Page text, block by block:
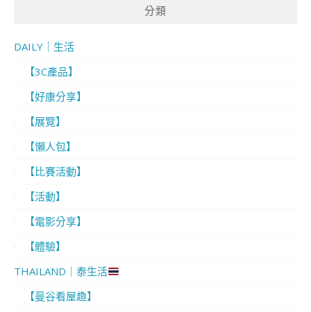
分類
DAILY｜生活
【3C產品】
【好康分享】
【展覽】
【懶人包】
【比賽活動】
【活動】
【電影分享】
【體驗】
THAILAND｜泰生活
【曼谷看屋趣】